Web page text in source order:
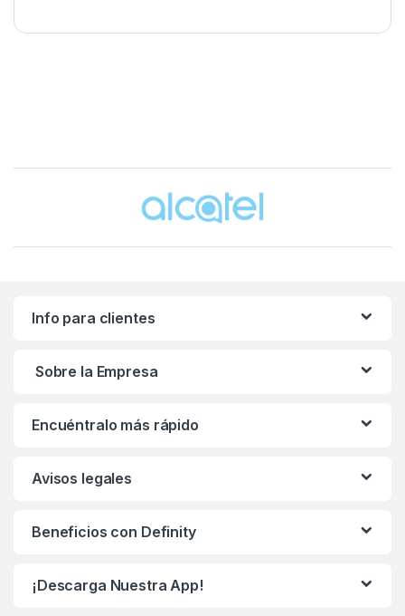
Brands Carousel
Info para clientes
Sobre la Empresa
Encuéntralo más rápido
Avisos legales
Beneficios con Definity
¡Descarga Nuestra App!